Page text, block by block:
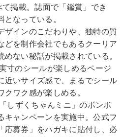
掲載。誌面で「鑑賞」でき
となっている。
ザインのこだわりや、独特の質
どを制作会社でもあるクーリア
ない秘話が掲載されている。
寸のシールが楽しめるページ
近いサイズ感で、まるでシール
ワク感が楽しめる。
しずくちゃんミニ」のボンボ
キャンペーンを実施中。公式フ
応募券」をハガキに貼付し、必